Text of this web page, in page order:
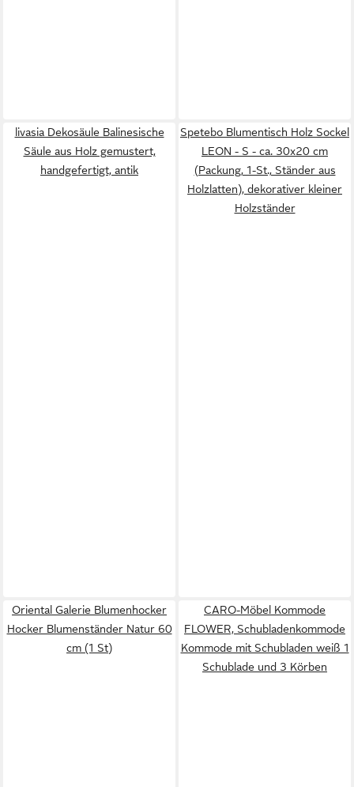
livasia Dekosäule Balinesische
Säule aus Holz gemustert,
handgefertigt, antik
Spetebo Blumentisch Holz Sockel
LEON - S - ca. 30x20 cm
(Packung, 1-St., Ständer aus
Holzlatten), dekorativer kleiner
Holzständer
Oriental Galerie Blumenhocker
Hocker Blumenständer Natur 60
cm (1 St)
CARO-Möbel Kommode
FLOWER, Schubladenkommode
Kommode mit Schubladen weiß 1
Schublade und 3 Körben